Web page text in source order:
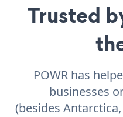
Trusted
POWR has
businesses
(besides